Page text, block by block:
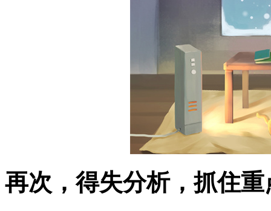
再次，得失分析，抓住重